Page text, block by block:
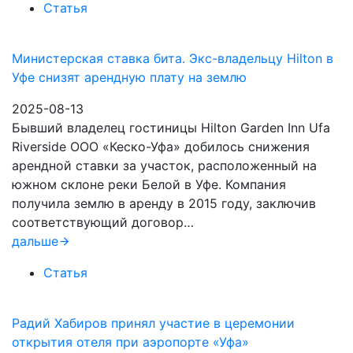
Статья
Министерская ставка бита. Экс-владельцу Hilton в
Уфе снизят арендную плату на землю
2025-08-13
Бывший владелец гостиницы Hilton Garden Inn Ufa
Riverside ООО «Кеско-Уфа» добилось снижения
арендной ставки за участок, расположенный на
южном склоне реки Белой в Уфе. Компания
получила землю в аренду в 2015 году, заключив
соответствующий договор…
дальше
Статья
Радий Хабиров принял участие в церемонии
открытия отеля при аэропорте «Уфа»